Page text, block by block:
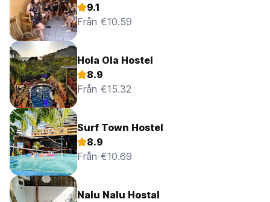
9.1
Från €10.59
Hola Ola Hostel
8.9
Från €15.32
Surf Town Hostel
8.9
Från €10.69
Nalu Nalu Hostal